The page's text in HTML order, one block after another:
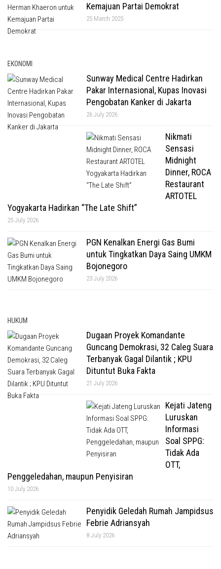
Kemajuan Partai Demokrat
25 March 2025
EKONOMI
Sunway Medical Centre Hadirkan
Pakar Internasional, Kupas Inovasi
Pengobatan Kanker di Jakarta
26 July 2026
Nikmati
Sensasi
Midnight
Dinner, ROCA
Restaurant
ARTOTEL
Yogyakarta Hadirkan “The Late Shift”
25 July 2026
PGN Kenalkan Energi Gas Bumi
untuk Tingkatkan Daya Saing UMKM
Bojonegoro
23 July 2026
HUKUM
Dugaan Proyek Komandante
Guncang Demokrasi, 32 Caleg Suara
Terbanyak Gagal Dilantik ; KPU
Dituntut Buka Fakta
21 July 2026
Kejati Jateng
Luruskan
Informasi
Soal SPPG:
Tidak Ada
OTT,
Penggeledahan, maupun Penyisiran
10 July 2026
Penyidik Geledah Rumah Jampidsus
Febrie Adriansyah
8 July 2026